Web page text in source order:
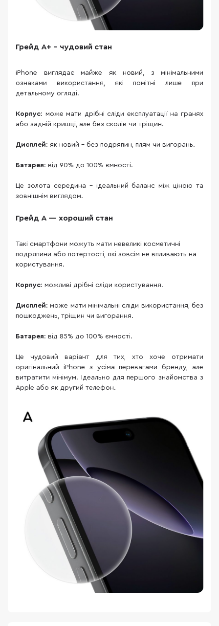
Грейд A+ – чудовий стан
iPhone виглядає майже як новий, з мінімальними
ознаками використання, які помітні лише при
детальному огляді.
Корпус: може мати дрібні сліди експлуатації на гранях
або задній кришці, але без сколів чи тріщин.
Дисплей: як новий – без подряпин, плям чи вигорань.
Батарея: від 90% до 100% ємності.
Це золота середина – ідеальний баланс між ціною та
зовнішнім виглядом.
Грейд A — хороший стан
Такі смартфони можуть мати невеликі косметичні
подряпини або потертості, які зовсім не впливають на
користування.
Корпус: можливі дрібні сліди користування.
Дисплей: може мати мінімальні сліди використання, без
пошкоджень, тріщин чи вигорання.
Батарея: від 85% до 100% ємності.
Це чудовий варіант для тих, хто хоче отримати
оригінальний iPhone з усіма перевагами бренду, але
витратити мінімум. Ідеально для першого знайомства з
Apple або як другий телефон.